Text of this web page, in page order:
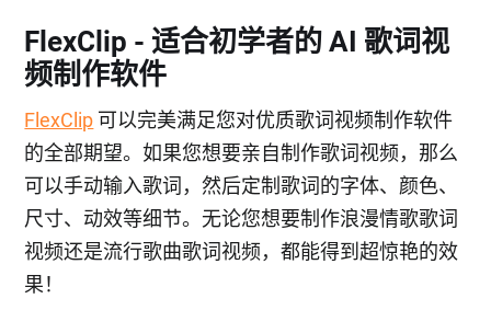
FlexClip - 适合初学者的 AI 歌词视
频制作软件
FlexClip 可以完美满足您对优质歌词视频制作软件
的全部期望。如果您想要亲自制作歌词视频，那么
可以手动输入歌词，然后定制歌词的字体、颜色、
尺寸、动效等细节。无论您想要制作浪漫情歌歌词
视频还是流行歌曲歌词视频，都能得到超惊艳的效
果！